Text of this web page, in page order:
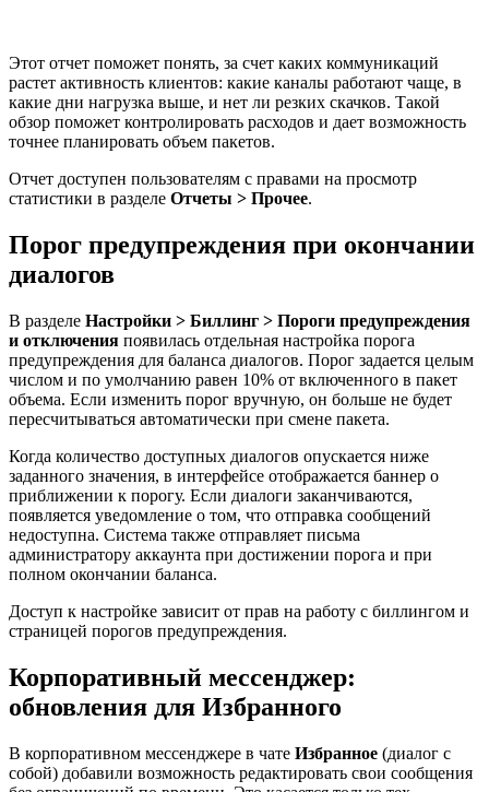
Этот отчет поможет понять, за счет каких коммуникаций
растет активность клиентов: какие каналы работают чаще, в
какие дни нагрузка выше, и нет ли резких скачков. Такой
обзор поможет контролировать расходов и дает возможность
точнее планировать объем пакетов.
Отчет доступен пользователям с правами на просмотр
статистики в разделе Отчеты > Прочее.
Порог предупреждения при окончании
диалогов
В разделе Настройки > Биллинг > Пороги предупреждения
и отключения появилась отдельная настройка порога
предупреждения для баланса диалогов. Порог задается целым
числом и по умолчанию равен 10% от включенного в пакет
объема. Если изменить порог вручную, он больше не будет
пересчитываться автоматически при смене пакета.
Когда количество доступных диалогов опускается ниже
заданного значения, в интерфейсе отображается баннер о
приближении к порогу. Если диалоги заканчиваются,
появляется уведомление о том, что отправка сообщений
недоступна. Система также отправляет письма
администратору аккаунта при достижении порога и при
полном окончании баланса.
Доступ к настройке зависит от прав на работу с биллингом и
страницей порогов предупреждения.
Корпоративный мессенджер:
обновления для Избранного
В корпоративном мессенджере в чате Избранное (диалог с
собой) добавили возможность редактировать свои сообщения